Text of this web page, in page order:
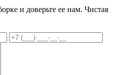
и доверьте ее нам. Чистая